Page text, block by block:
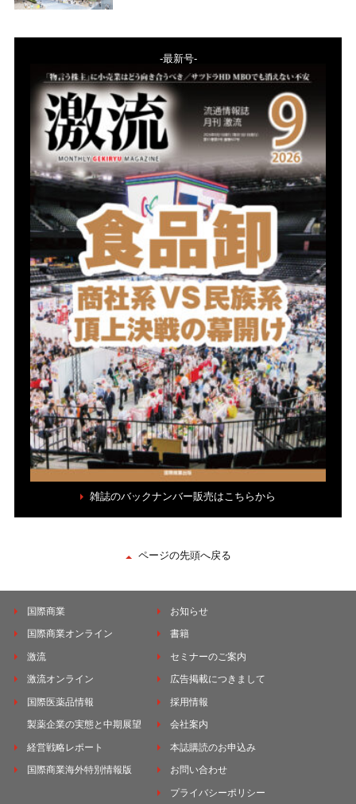
-最新号-
雑誌のバックナンバー販売はこちらから
ページの先頭へ戻る
国際商業
国際商業オンライン
激流
激流オンライン
国際医薬品情報
製薬企業の実態と中期展望
経営戦略レポート
国際商業海外特別情報版
お知らせ
書籍
セミナーのご案内
広告掲載につきまして
採用情報
会社案内
本誌購読のお申込み
お問い合わせ
プライバシーポリシー